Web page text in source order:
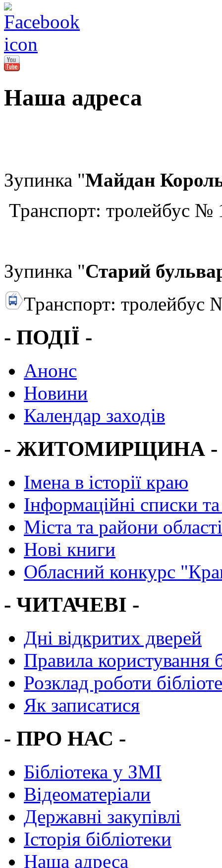
Наша адреса
Зупинка "Майдан
Транспорт: тролейбус
Зупинка "Старий
Транспорт: тролейбус
- ПОДІЇ -
Анонс
Новини
Календар заходів
- ЖИТОМИРЩИНА -
Імена в історії краю
Інформаційні списки
Міста та райони області
Нові книги
Обласний конкурс
- ЧИТАЧЕВІ -
Дні відкритих дверей
Правила користування
Розклад роботи
Як записатися
- ПРО НАС -
Бібліотека у ЗМІ
Відеоматеріали
Державні закупівлі
Історія бібліотеки
Наша адреса